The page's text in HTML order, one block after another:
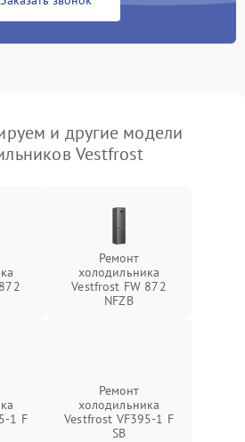
и другие модели
Vestfrost
Ремонт
холодильника
Vestfrost FW 872
NFZВ
1 F
Ремонт
холодильника
Vestfrost VF395-1 F
SB